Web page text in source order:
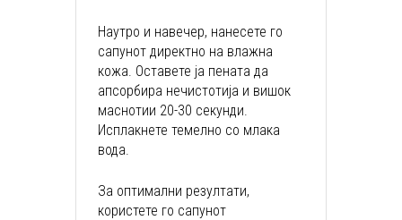
Наутро и навечер, нанесете го
сапунот директно на влажна
кожа. Оставете ја пената да
апсорбира нечистотија и вишок
маснотии 20-30 секунди.
Исплакнете темелно со млака
вода.
За оптимални резултати,
користете го сапунот